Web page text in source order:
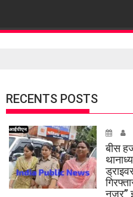
RECENTS POSTS
बीस
नजर”